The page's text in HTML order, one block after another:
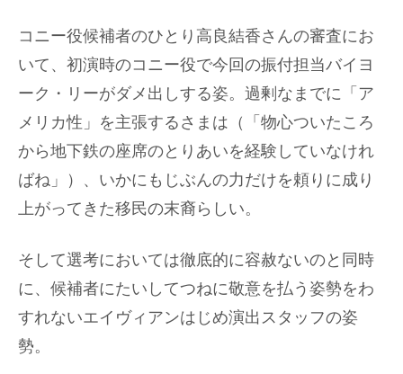
コニー役候補者のひとり高良結香さんの審査にお
いて、初演時のコニー役で今回の振付担当バイヨ
ーク・リーがダメ出しする姿。過剰なまでに「ア
メリカ性」を主張するさまは（「物心ついたころ
から地下鉄の座席のとりあいを経験していなけれ
ばね」）、いかにもじぶんの力だけを頼りに成り
上がってきた移民の末裔らしい。
そして選考においては徹底的に容赦ないのと同時
に、候補者にたいしてつねに敬意を払う姿勢をわ
すれないエイヴィアンはじめ演出スタッフの姿
勢。